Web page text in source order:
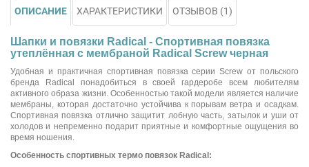
ОПИСАНИЕ ХАРАКТЕРИСТИКИ ОТЗЫВОВ (1)
Шапки и повязки Radical - Спортивная повязка
утеплённая с мембраной Radical Screw черная
Удобная и практичная спортивная повязка серии Screw от польского
бренда Radical понадобиться в своей гардеробе всем любителям
активного образа жизни. Особенностью такой модели является наличие
мембраны, которая достаточно устойчива к порывам ветра и осадкам.
Спортивная повязка отлично защитит лобную часть, затылок и уши от
холодов и непременно подарит приятные и комфортные ощущения во
время ношения.
Особенность спортивных термо повязок Radical: